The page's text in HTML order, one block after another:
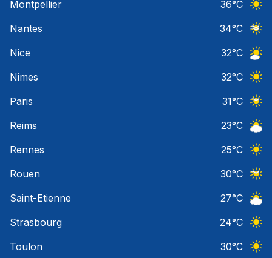
Montpellier
36°C
Nantes
34°C
Nice
32°C
Nimes
32°C
Paris
31°C
Reims
23°C
Rennes
25°C
Rouen
30°C
Saint-Etienne
27°C
Strasbourg
24°C
Toulon
30°C